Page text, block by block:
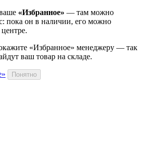
«Избранное» — там можно
пока он в наличии, его можно
«Избранное» менеджеру — так
ваш товар на складе.
Понятно